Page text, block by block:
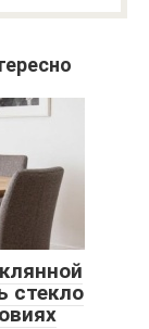
стекло